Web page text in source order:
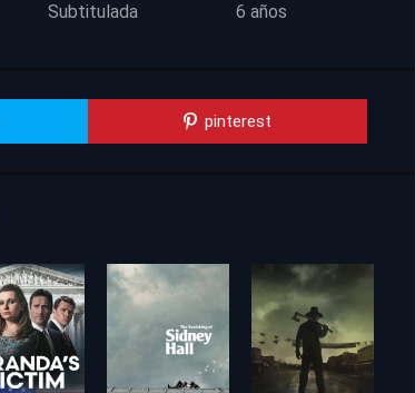
Subtitulada 6 años
pinterest